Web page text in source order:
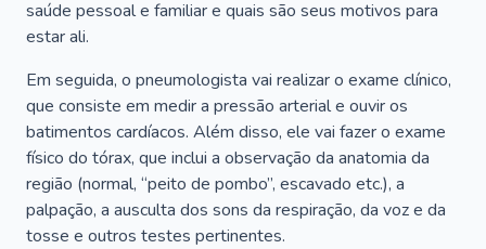
saúde pessoal e familiar e quais são seus motivos para
estar ali.
Em seguida, o pneumologista vai realizar o exame clínico,
que consiste em medir a pressão arterial e ouvir os
batimentos cardíacos. Além disso, ele vai fazer o exame
físico do tórax, que inclui a observação da anatomia da
região (normal, “peito de pombo”, escavado etc.), a
palpação, a ausculta dos sons da respiração, da voz e da
tosse e outros testes pertinentes.